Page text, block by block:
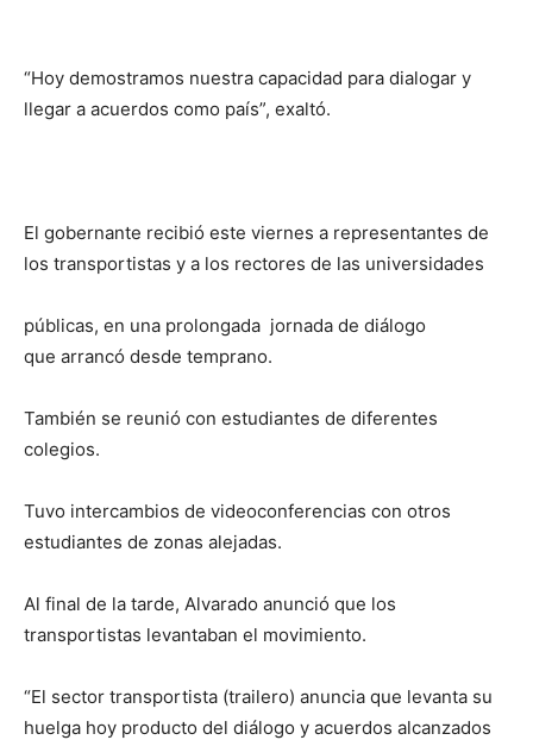
“Hoy demostramos nuestra capacidad para dialogar y
llegar a acuerdos como país”, exaltó.
El gobernante recibió este viernes a representantes de
los transportistas y a los rectores de las universidades
públicas, en una prolongada jornada de diálogo
que arrancó desde temprano.
También se reunió con estudiantes de diferentes
colegios.
Tuvo intercambios de videoconferencias con otros
estudiantes de zonas alejadas.
Al final de la tarde, Alvarado anunció que los
transportistas levantaban el movimiento.
“El sector transportista (trailero) anuncia que levanta su
huelga hoy producto del diálogo y acuerdos alcanzados